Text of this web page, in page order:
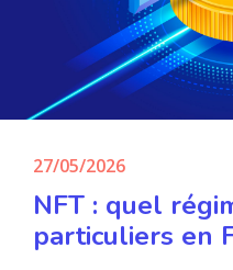
27/05/2026
NFT : quel
particuliers en